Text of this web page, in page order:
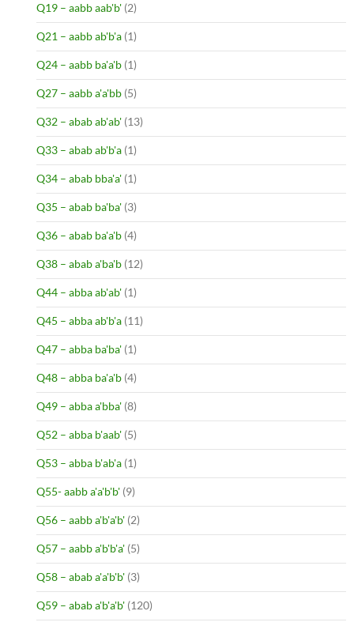
Q19 – aabb aab'b' (2)
Q21 – aabb ab'b'a (1)
Q24 – aabb ba'a'b (1)
Q27 – aabb a'a'bb (5)
Q32 – abab ab'ab' (13)
Q33 – abab ab'b'a (1)
Q34 – abab bba'a' (1)
Q35 – abab ba'ba' (3)
Q36 – abab ba'a'b (4)
Q38 – abab a'ba'b (12)
Q44 – abba ab'ab' (1)
Q45 – abba ab'b'a (11)
Q47 – abba ba'ba' (1)
Q48 – abba ba'a'b (4)
Q49 – abba a'bba' (8)
Q52 – abba b'aab' (5)
Q53 – abba b'ab'a (1)
Q55- aabb a'a'b'b' (9)
Q56 – aabb a'b'a'b' (2)
Q57 – aabb a'b'b'a' (5)
Q58 – abab a'a'b'b' (3)
Q59 – abab a'b'a'b' (120)